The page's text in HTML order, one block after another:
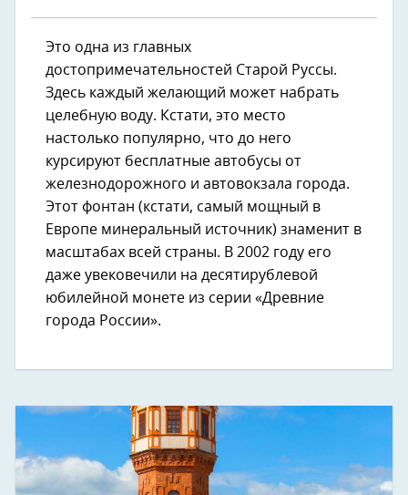
Это одна из главных
достопримечательностей Старой Руссы.
Здесь каждый желающий может набрать
целебную воду. Кстати, это место
настолько популярно, что до него
курсируют бесплатные автобусы от
железнодорожного и автовокзала города.
Этот фонтан (кстати, самый мощный в
Европе минеральный источник) знаменит в
масштабах всей страны. В 2002 году его
даже увековечили на десятирублевой
юбилейной монете из серии «Древние
города России».